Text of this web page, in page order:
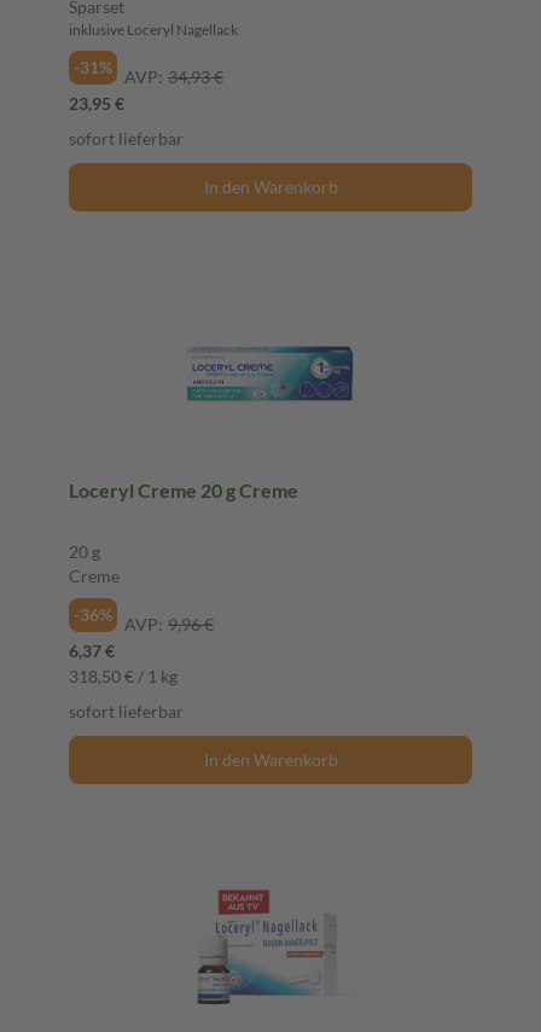
Sparset
inklusive Loceryl Nagellack
-31% AVP: 34,93 €
23,95 €
sofort lieferbar
In den Warenkorb
Loceryl Creme 20 g Creme
20 g
Creme
-36%
AVP: 9,96 €
6,37 €
318,50 € / 1 kg
sofort lieferbar
In den Warenkorb